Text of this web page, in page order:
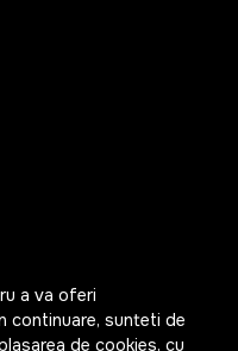
a va oferi
continuare, sunteti de
de cookies, cu